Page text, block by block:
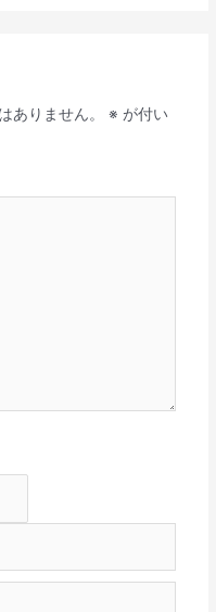
ありません。 ※ が付い